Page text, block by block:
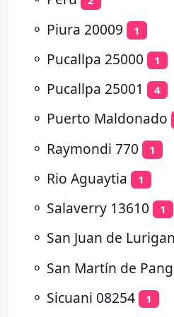
⚬ Piura 20009 1
⚬ Pucallpa 25000 1
⚬ Pucallpa 25001 4
⚬ Puerto Maldonado
⚬ Raymondi 770 1
⚬ Rio Aguaytia 1
⚬ Salaverry 13610 1
⚬ San Juan de
⚬ San Martín de
⚬ Sicuani 08254 1